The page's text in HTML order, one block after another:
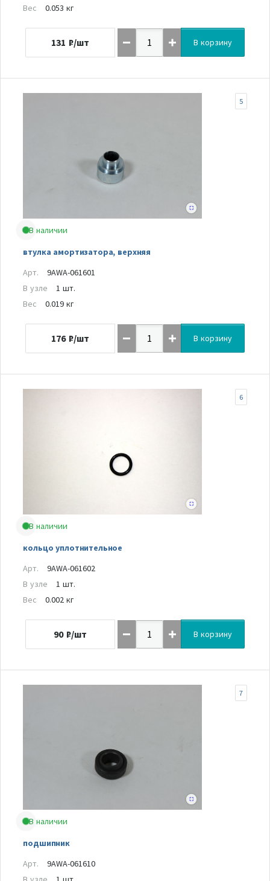
Вес
0.053 кг
131 ₽/шт В корзину
В наличии
втулка амортизатора, верхняя
5
Арт.
9AWA-061601
В узле
1 шт.
Вес
0.019 кг
176 ₽/шт В корзину
В наличии
кольцо уплотнительное
6
Арт.
9AWA-061602
В узле
1 шт.
Вес
0.002 кг
90 ₽/шт В корзину
В наличии
подшипник
7
Арт.
9AWA-061610